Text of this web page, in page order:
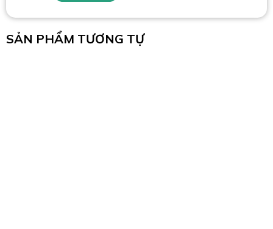
SẢN PHẨM TƯƠNG TỰ